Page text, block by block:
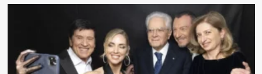
Sanremo-
Charts
(Woche